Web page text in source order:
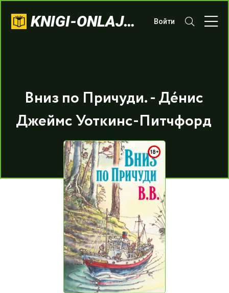
KNIGI-ONLAJN.COM Войти
Вниз по Причуди. - Дéнис
Джеймс Уоткинс-Питчфорд